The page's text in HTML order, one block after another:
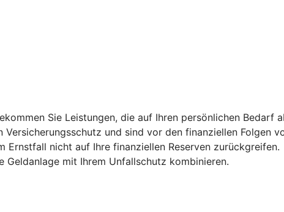
Sie Leistungen, die auf Ihren persönlichen
und sind vor den finanziellen Folgen
Ernstfall nicht auf Ihre finanziellen Reserven zurückgreifen.
Geldanlage mit Ihrem Unfallschutz kombinieren.